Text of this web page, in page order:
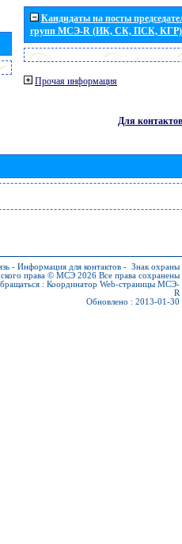
Кандидаты на посты
групп МСЭ-R (ИК, СК, ПСК, КГР)
Прочая информация
Для контактов
- Информация для контактов - Знак охраны
права © МСЭ 2026 Все права сохранены
: Координатор Web-страницы МСЭ-
R
Обновлено : 2013-01-30